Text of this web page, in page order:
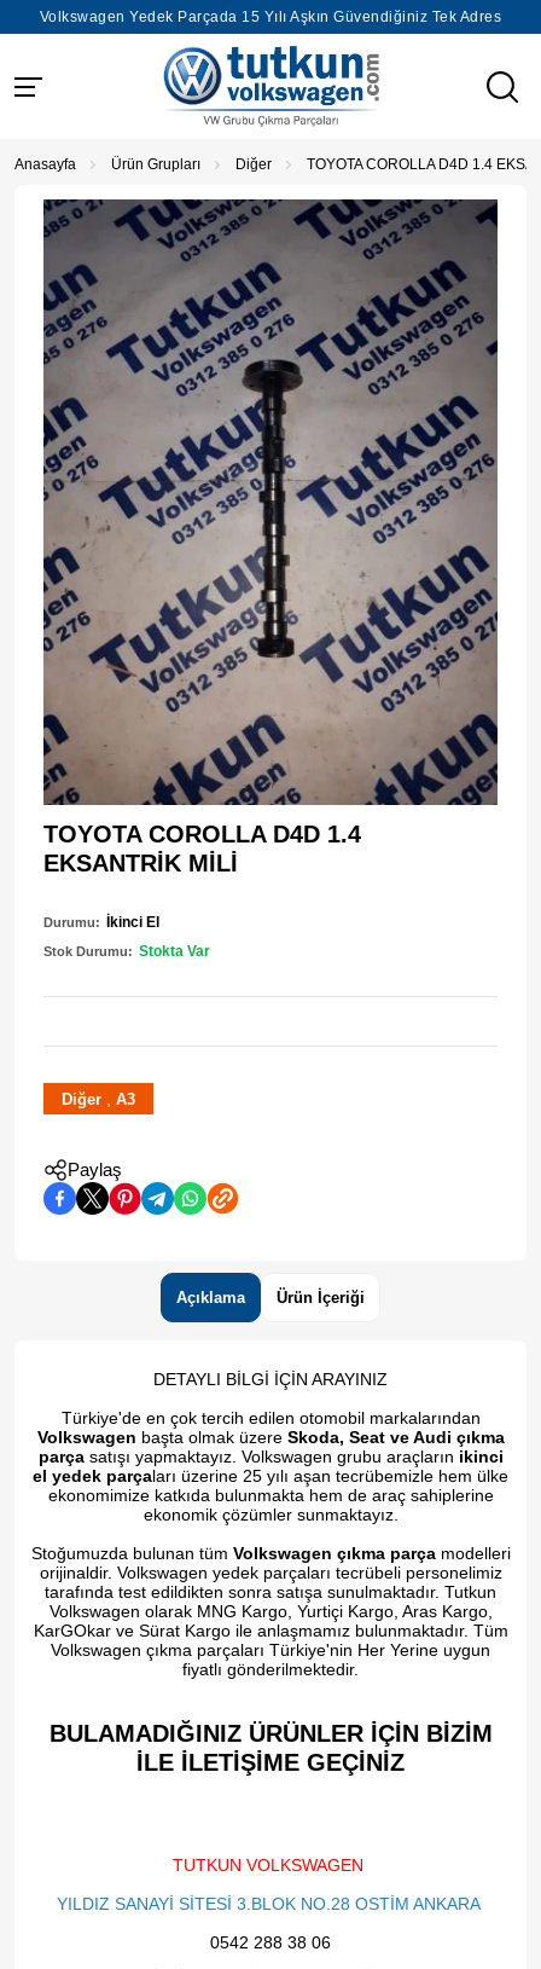
Volkswagen Yedek Parçada 15 Yılı Aşkın Güvendiğiniz Tek Adres
Anasayfa Ürün Grupları Diğer TOYOTA COROLLA D4D 1.4
TOYOTA COROLLA D4D 1.4
EKSANTRİK MİLİ
Durumu: İkinci El
Stok Durumu: Stokta Var
Diğer , A3
Paylaş
Açıklama Ürün İçeriği
DETAYLI BİLGİ İÇİN ARAYINIZ
Türkiye'de en çok tercih edilen otomobil markalarından
Volkswagen başta olmak üzere Skoda, Seat ve Audi çıkma
parçasatışı yapmaktayız. Volkswagen grubu araçların ikinci
el yedek parçaları üzerine 25 yılı aşan tecrübemizle hem ülke
ekonomimize katkıda bulunmakta hem de araç sahiplerine
ekonomik çözümler sunmaktayız.
Stoğumuzda bulunan tüm Volkswagen çıkma parçamodelleri
orijinaldir. Volkswagen yedek parçaları tecrübeli personelimiz
tarafında test edildikten sonra satışa sunulmaktadır. Tutkun
Volkswagen olarak MNG Kargo, Yurtiçi Kargo, Aras Kargo,
KarGOkar ve Sürat Kargo ile anlaşmamız bulunmaktadır. Tüm
Volkswagen çıkma parçaları Türkiye'nin Her Yerine uygun
fiyatlı gönderilmektedir.
BULAMADIĞINIZ ÜRÜNLER İÇİN BİZİM
İLE İLETİŞİME GEÇİNİZ​
TUTKUN VOLKSWAGEN
YILDIZ SANAYİ SİTESİ 3.BLOK NO.28 OSTİM ANKARA
0542 288 38 06